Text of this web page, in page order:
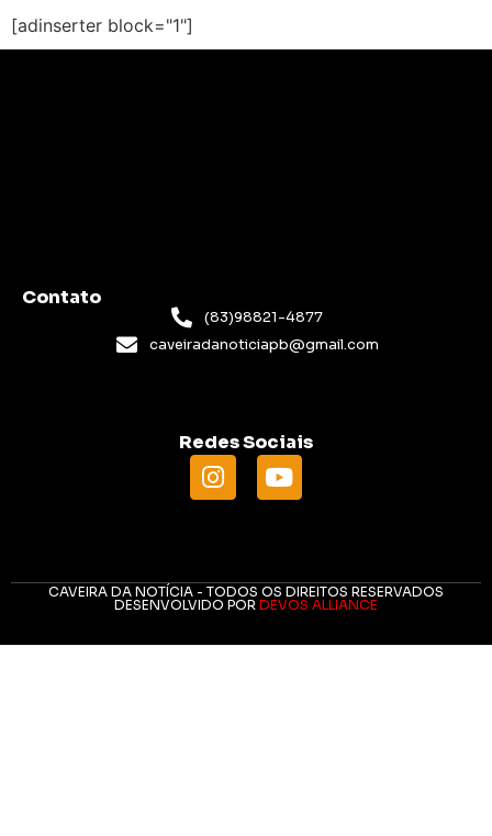
[adinserter block="1"]
Contato
(83)98821-4877
caveiradanoticiapb@gmail.com
Redes Sociais
CAVEIRA DA NOTÍCIA - TODOS OS DIREITOS RESERVADOS
DESENVOLVIDO POR DEVOS ALLIANCE